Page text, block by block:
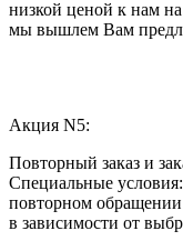
низкой ценой к нам
мы вышлем Вам
Акция N5:
Повторный заказ и
Специальные
повторном
в зависимости от